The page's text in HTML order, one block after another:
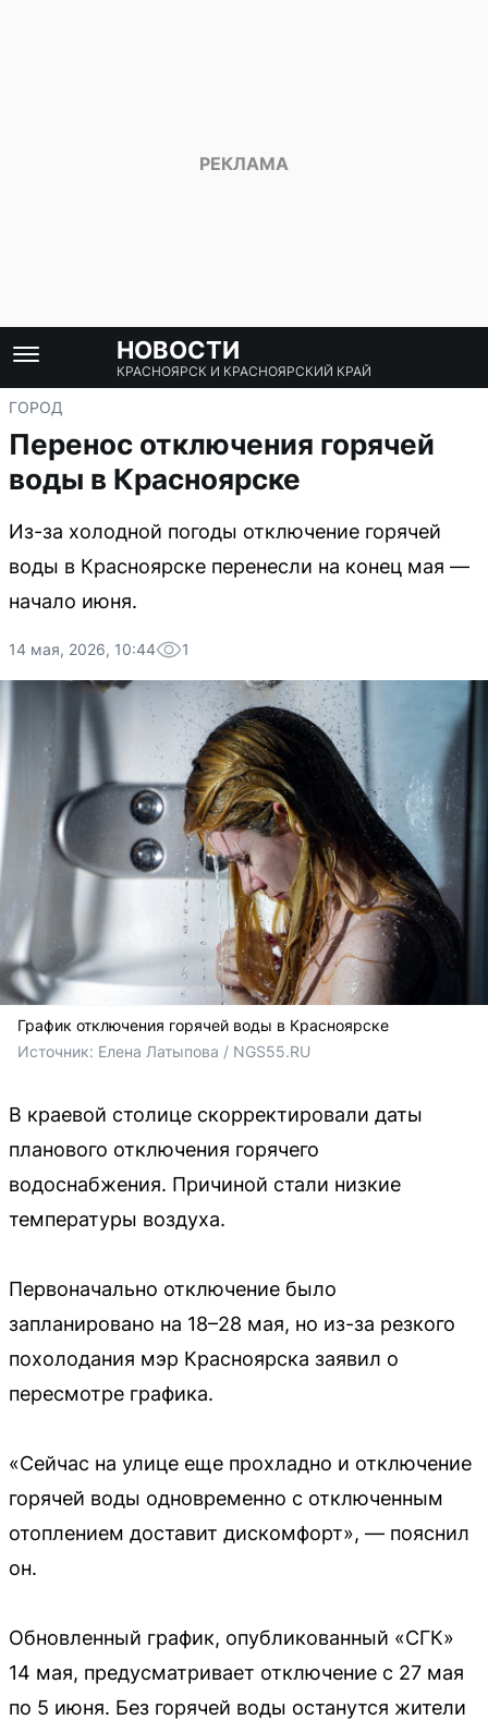
НОВОСТИ
КРАСНОЯРСК И КРАСНОЯРСКИЙ КРАЙ
ГОРОД
Перенос отключения горячей
воды в Красноярске
Из-за холодной погоды отключение горячей
воды в Красноярске перенесли на конец мая —
начало июня.
14 мая, 2026, 10:44 1
График отключения горячей воды в Красноярске
Источник: Елена Латыпова / NGS55.RU
В краевой столице скорректировали даты
планового отключения горячего
водоснабжения. Причиной стали низкие
температуры воздуха.
Первоначально отключение было
запланировано на 18–28 мая, но из-за резкого
похолодания мэр Красноярска заявил о
пересмотре графика.
«Сейчас на улице еще прохладно и отключение
горячей воды одновременно с отключенным
отоплением доставит дискомфорт», — пояснил
он.
Обновленный график, опубликованный «СГК»
14 мая, предусматривает отключение с 27 мая
по 5 июня. Без горячей воды останутся жители